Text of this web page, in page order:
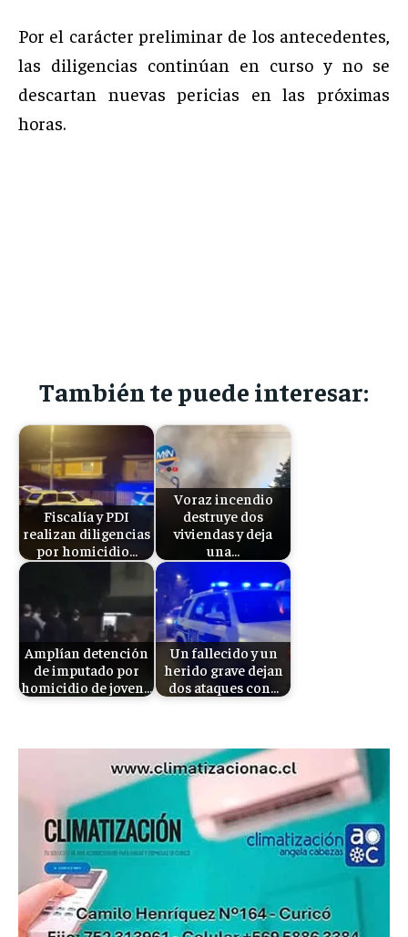
Por el carácter preliminar de los antecedentes,
las diligencias continúan en curso y no se
descartan nuevas pericias en las próximas
horas.
También te puede interesar:
Fiscalía y PDI
realizan diligencias
por homicidio…
Voraz incendio
destruye dos
viviendas y deja
una…
Amplían detención
de imputado por
homicidio de joven…
Un fallecido y un
herido grave dejan
dos ataques con…